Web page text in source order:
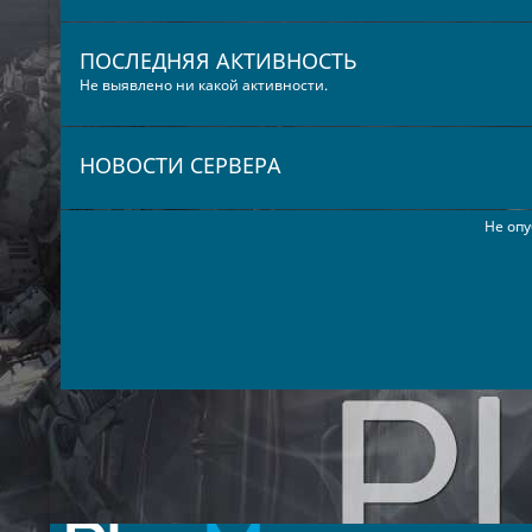
ПОСЛЕДНЯЯ АКТИВНОСТЬ
Не выявлено ни какой активности.
НОВОСТИ СЕРВЕРА
Не